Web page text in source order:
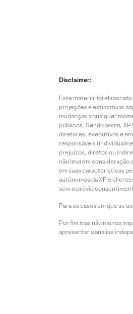
Disclaimer:
Este material foi
projeções e estimativas
mudanças a qualquer
públicos. Sendo assim,
diretores, executivos e
responsáveis
prejuízos, diretos ou
não leva em
em suas características
autônomos da XP e
sem o prévio
Para os casos em que se
Por fim mas não menos
apresentar a análise